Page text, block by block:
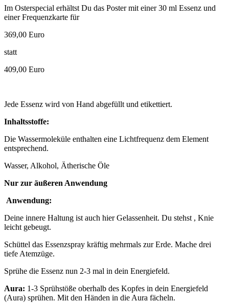
Im Osterspecial erhältst Du das Poster mit einer 30 ml Essenz und
einer Frequenzkarte für
369,00 Euro
statt
409,00 Euro
Jede Essenz wird von Hand abgefüllt und etikettiert.
Inhaltsstoffe:
Die Wassermoleküle enthalten eine Lichtfrequenz dem Element
entsprechend.
Wasser, Alkohol, Ätherische Öle
Nur zur äußeren Anwendung
Anwendung:
Deine innere Haltung ist auch hier Gelassenheit. Du stehst , Knie
leicht gebeugt.
Schüttel das Essenzspray kräftig mehrmals zur Erde. Mache drei
tiefe Atemzüge.
Sprühe die Essenz nun 2-3 mal in dein Energiefeld.
Aura: 1-3 Sprühstöße oberhalb des Kopfes in dein Energiefeld
(Aura) sprühen. Mit den Händen in die Aura fächeln.